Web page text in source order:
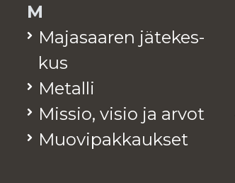
M
Ma­ja­saa­ren jä­te­kes­
kus
Me­tal­li
Mis­sio, visio ja arvot
Muo­vi­pak­kauk­set